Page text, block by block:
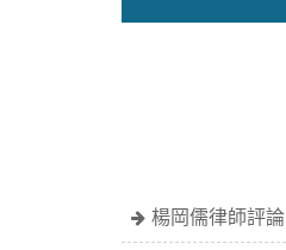
楊岡儒律師評論